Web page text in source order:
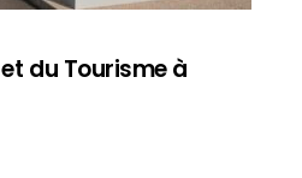
du Tourisme à